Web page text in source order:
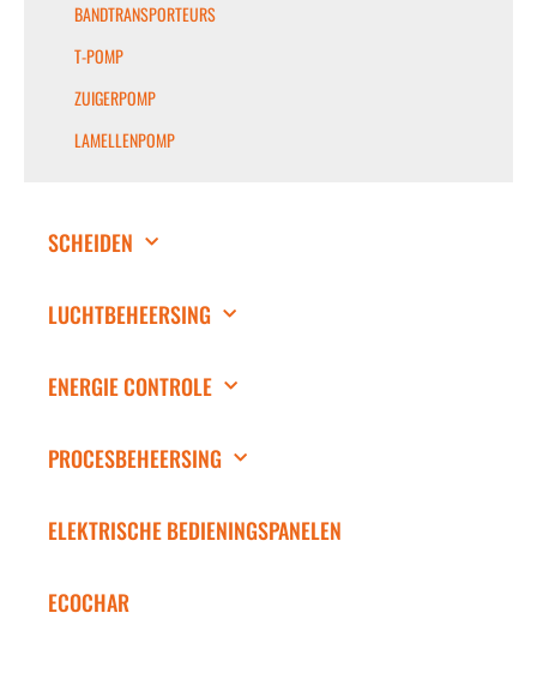
BANDTRANSPORTEURS
T-POMP
ZUIGERPOMP
LAMELLENPOMP
SCHEIDEN
LUCHTBEHEERSING
ENERGIE CONTROLE
PROCESBEHEERSING
ELEKTRISCHE BEDIENINGSPANELEN
ECOCHAR